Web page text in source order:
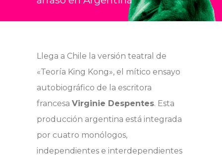
Llega a Chile la versión teatral de
«Teoría King Kong», el mítico ensayo
autobiográfico de la escritora
francesa Virginie Despentes. Esta
producción argentina está integrada
por cuatro monólogos,
independientes e interdependientes